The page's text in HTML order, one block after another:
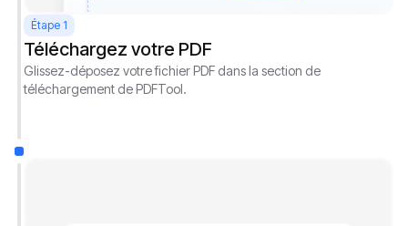
Étape 1
Téléchargez votre PDF
Glissez-déposez votre fichier PDF dans la section de
téléchargement de PDFTool.